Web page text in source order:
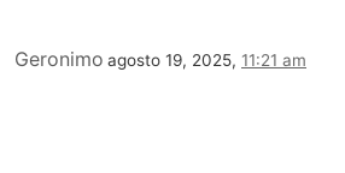
Geronimo agosto 19, 2025, 11:21 am